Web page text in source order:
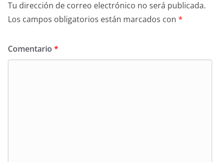
Tu dirección de correo electrónico no será publicada.
Los campos obligatorios están marcados con *
Comentario *